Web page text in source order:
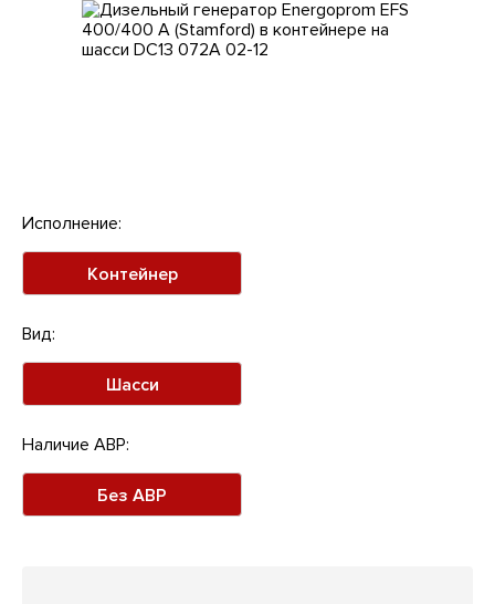
Исполнение:
Контейнер
Вид:
Шасси
Наличие АВР:
Без АВР